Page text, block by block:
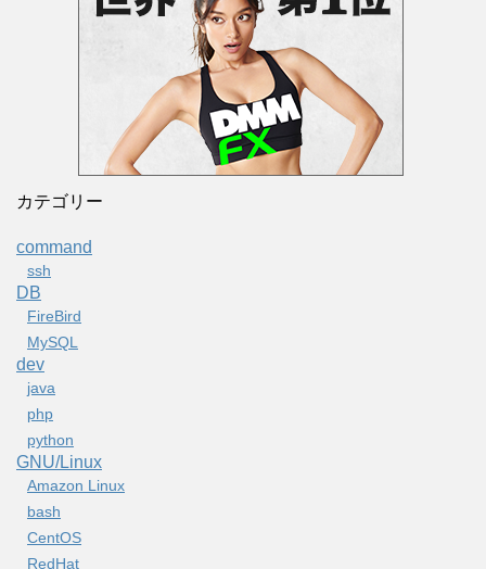
カテゴリー
command
ssh
DB
FireBird
MySQL
dev
java
php
python
GNU/Linux
Amazon Linux
bash
CentOS
RedHat